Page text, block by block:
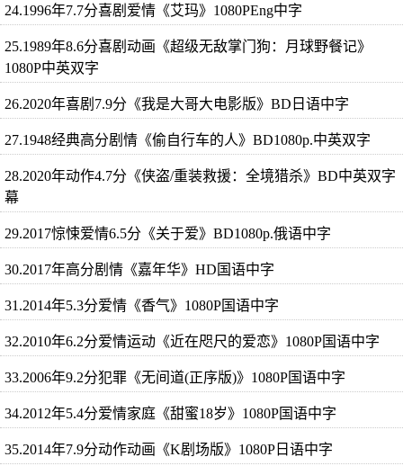
24.1996年7.7分喜剧爱情《艾玛》1080PEng中字
25.1989年8.6分喜剧动画《超级无敌掌门狗：月球野餐记》
1080P中英双字
26.2020年喜剧7.9分《我是大哥大电影版》BD日语中字
27.1948经典高分剧情《偷自行车的人》BD1080p.中英双字
28.2020年动作4.7分《侠盗/重装救援：全境猎杀》BD中英双字
幕
29.2017惊悚爱情6.5分《关于爱》BD1080p.俄语中字
30.2017年高分剧情《嘉年华》HD国语中字
31.2014年5.3分爱情《香气》1080P国语中字
32.2010年6.2分爱情运动《近在咫尺的爱恋》1080P国语中字
33.2006年9.2分犯罪《无间道(正序版)》1080P国语中字
34.2012年5.4分爱情家庭《甜蜜18岁》1080P国语中字
35.2014年7.9分动作动画《K剧场版》1080P日语中字